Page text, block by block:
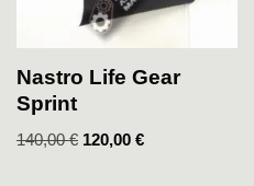
Nastro Life Gear
Sprint
140,00€ 120,00 €